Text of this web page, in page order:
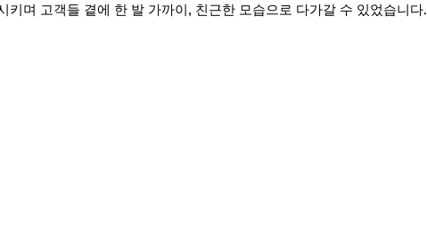
키며 고객들 곁에 한 발 가까이, 친근한 모습으로 다가갈 수 있었습니다.